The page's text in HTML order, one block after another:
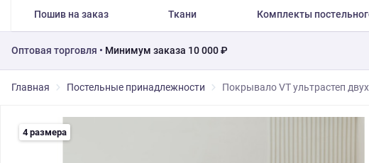
Пошив на заказ Ткани Комплекты
Оптовая торговля • Минимум заказа 10 000 ₽
Главная Постельные принадлежности Покрывало VT ультрастеп
4 размера